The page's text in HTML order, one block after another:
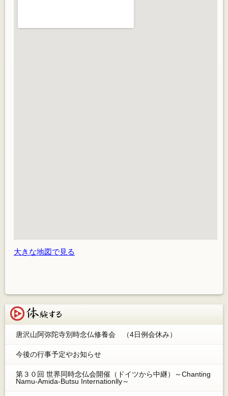
大きな地図で見る
唐沢山阿弥陀寺別時念仏修養会 （4日例会休み）
今後の行事予定やお知らせ
第３０回 世界同時念仏会開催（ドイツから中継）～Chanting
Namu-Amida-Butsu Internationlly～